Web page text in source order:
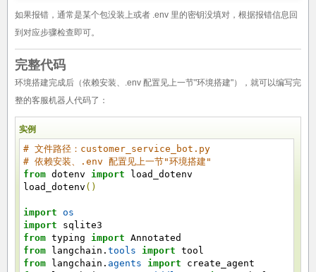
如果报错，通常是某个包没装上或者 .env 里的密钥没填对，根据报错信息回
到对应步骤检查即可。
完整代码
环境搭建完成后（依赖安装、.env 配置见上一节"环境搭建"），就可以编写完
整的客服机器人代码了：
实例
# 文件路径：customer_service_bot.py
# 依赖安装、.env 配置见上一节"环境搭建"
from dotenv import load_dotenv
load_dotenv ( )
import os
import sqlite3
from typing import Annotated
from langchain. tools import tool
from langchain. agents import create_agent